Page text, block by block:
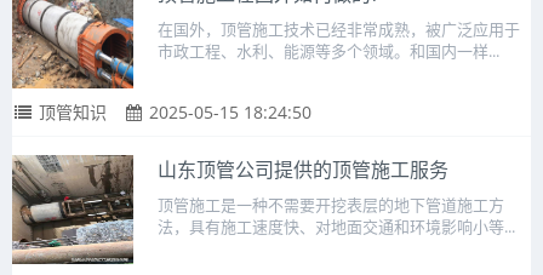
在国外，顶管施工技术已经非常成熟，被广泛应用于
市政工程、水利、能源等多个领域。和国内一样...
顶管知识 2025-05-15 18:24:50
山东顶管公司提供的顶管施工服务
顶管施工是一种不需要开挖表层的地下管道施工方
法，具有施工速度快、对地面交通和环境影响小等...